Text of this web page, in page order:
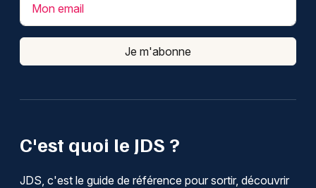
C'est quoi le JDS ?
JDS, c'est le guide de référence pour sortir, découvrir
Mon email
Je m'abonne